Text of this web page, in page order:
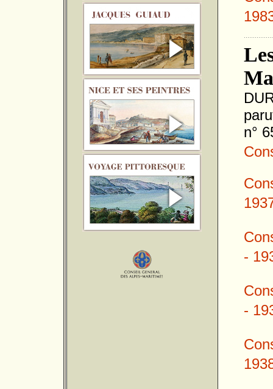
n°
-
-